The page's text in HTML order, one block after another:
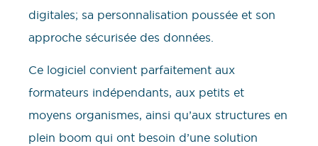
digitales; sa personnalisation poussée et son
approche sécurisée des données.
Ce logiciel convient parfaitement aux
formateurs indépendants, aux petits et
moyens organismes, ainsi qu’aux structures en
plein boom qui ont besoin d’une solution